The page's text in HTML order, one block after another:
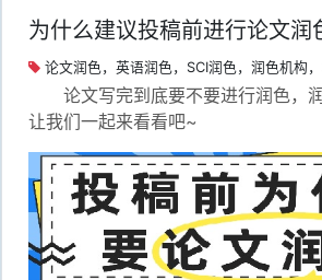
为什么建议投稿前进行论文润
论文润色，英语润色，SCI润色，润色机构
论文写完到底要不要进行润色，
让我们一起来看看吧~